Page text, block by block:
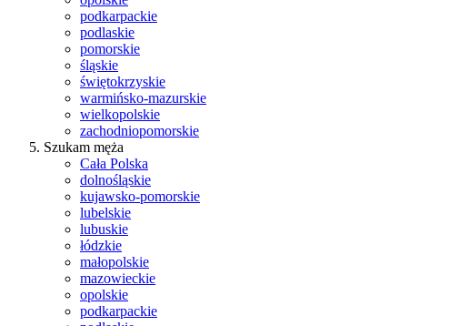
podkarpackie
podlaskie
pomorskie
śląskie
świętokrzyskie
warmińsko-mazurskie
wielkopolskie
zachodniopomorskie
Szukam męża
Cała Polska
dolnośląskie
kujawsko-pomorskie
lubelskie
lubuskie
łódzkie
małopolskie
mazowieckie
opolskie
podkarpackie